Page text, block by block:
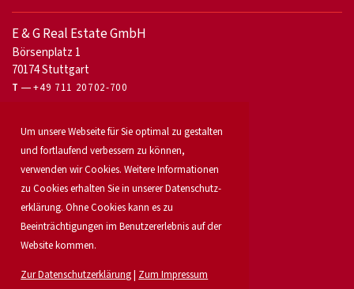
E & G Real Estate GmbH
Börsenplatz 1
70174 Stuttgart
T +49 711 20702-700
Für Eigentümer
Unser Service
Objekt anbieten
Für Bauträger
Industrie & Logistik
Standorte
Suchauftrag
Karriere
Um unsere Webseite für Sie optimal zu gestalten
und fortlaufend verbessern zu können,
verwenden wir Cookies. Weitere Informationen
zu Cookies erhalten Sie in unserer Daten­schutz­
erklärung. Ohne Cookies kann es zu
Beeinträchtigungen im Benutzererlebnis auf der
Website kommen.
Zur Datenschutzerklärung Zum Impressum